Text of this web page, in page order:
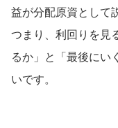
益が分配原資として
つまり、利回りを見
るか」と「最後にい
いです。